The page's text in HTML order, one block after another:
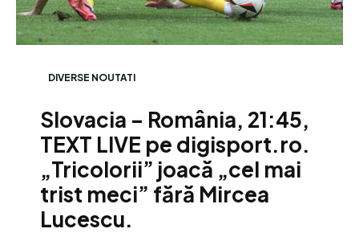
DIVERSE NOUTATI
Slovacia – România, 21:45,
TEXT LIVE pe digisport.ro.
„Tricolorii” joacă „cel mai
trist meci” fără Mircea
Lucescu.